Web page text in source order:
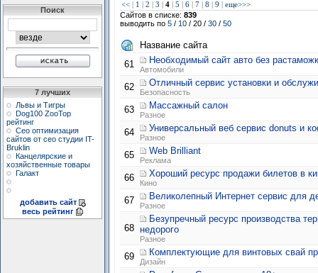
Поиск
7 лучших
Львы и Тигры
Dog100 ZooTop
рейтинг
Сео оптимизация
сайтов от сео студии IT-
Bruklin
Канцелярские и
хозяйственные товары
Галакт
добавить сайт
весь рейтинг
<<| 1 2 3 4| 5 6 7 8 9 еще>>>
Сайтов в списке: 839
выводить по 5/ 10/ 20 / 30/ 50
Название сайта
61
Необходимый сайт авто без
Автомобили
62 Отличный сервис установки и
Безопасность
63 Массажный салон
Разное
64 Универсальный веб сервис donuts и
Разное
65 Web Brilliant
Реклама
66 Хороший ресурс продажи билетов в
Кино
67 Великолепный Интернет сервис для
Разное
68
Безупречный ресурс производства
недорого
Разное
69 Комплектующие для винтовых свай
Дизайн